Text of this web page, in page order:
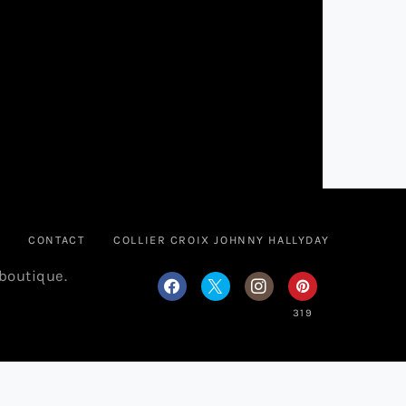
CONTACT COLLIER CROIX JOHNNY HALLYDAY
319